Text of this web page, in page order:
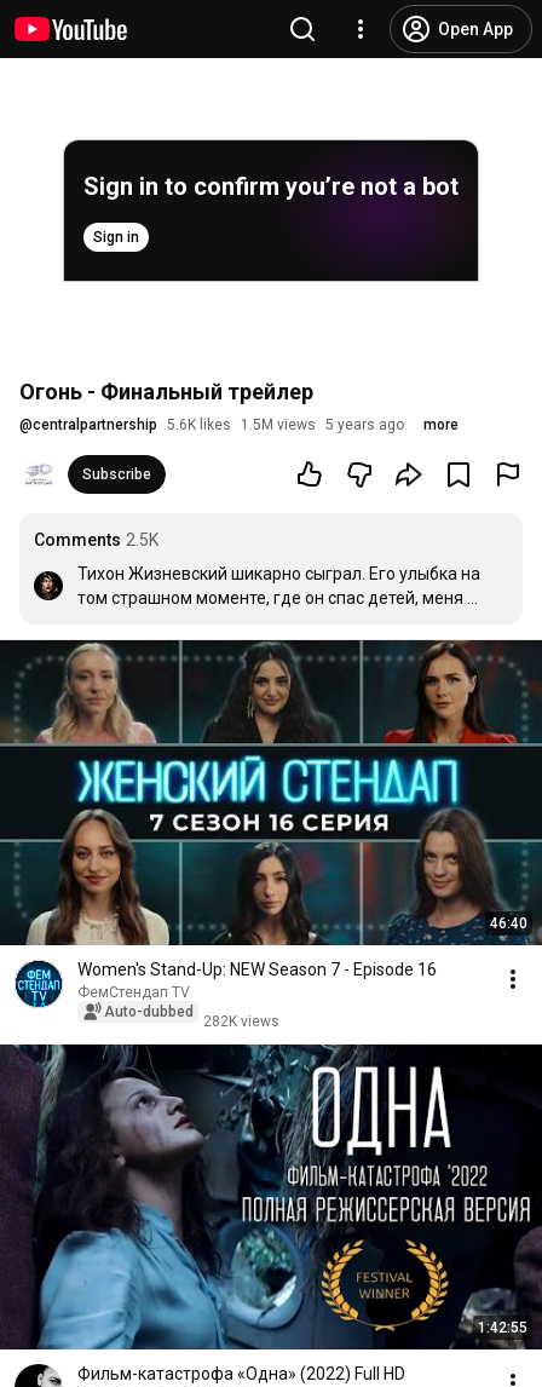
Open App
Sign in to confirm you’re not a bot
Sign in
Огонь - Финальный трейлер
@centralpartnership 5.6K likes 1.5M views 5 years ago more
Subscribe
Comments 2.5K
Тихон Жизневский шикарно сыграл. Его улыбка на
том страшном моменте, где он спас детей, меня
46:40
Women's Stand-Up: NEW Season 7 - Episode 16
ФемСтендап TV
Auto-dubbed
282K views
1:42:55
Фильм-катастрофа «Одна» (2022) Full HD